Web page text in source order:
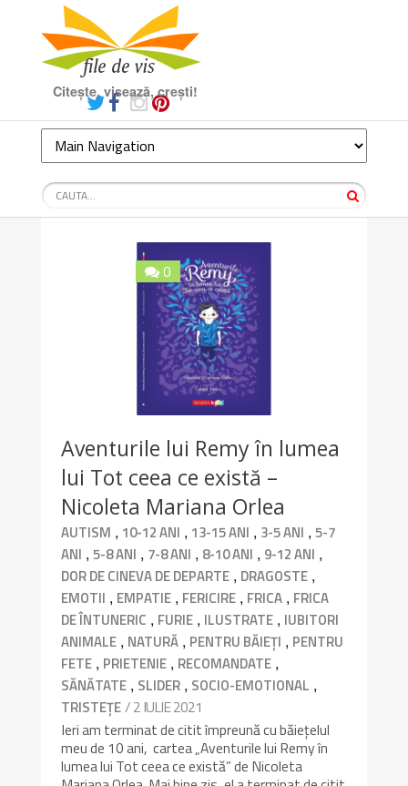
Citește, visează, crești!
0
Aventurile lui Remy în lumea
lui Tot ceea ce există –
Nicoleta Mariana Orlea
AUTISM , 10-12 ANI , 13-15 ANI , 3-5 ANI ,5-7
ANI ,5-8 ANI , 7-8 ANI , 8-10 ANI , 9-12 ANI ,
DOR DE CINEVA DE DEPARTE , DRAGOSTE ,
EMOTII , EMPATIE , FERICIRE , FRICA , FRICA
DE ÎNTUNERIC , FURIE , ILUSTRATE , IUBITORI
ANIMALE , NATURĂ , PENTRU BĂIEȚI , PENTRU
FETE , PRIETENIE , RECOMANDATE ,
SĂNĂTATE , SLIDER , SOCIO-EMOTIONAL ,
TRISTEȚE/ 2 IULIE 2021
Ieri am terminat de citit împreună cu băiețelul
meu de 10 ani, cartea „Aventurile lui Remy în
lumea lui Tot ceea ce există” de Nicoleta